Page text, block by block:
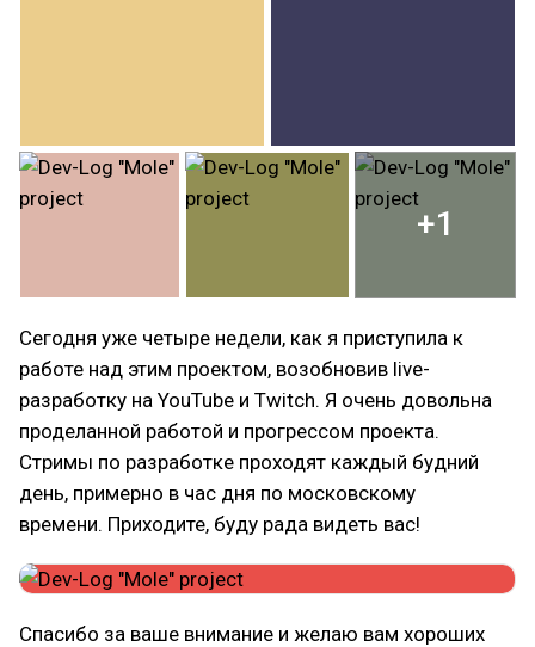
+1
Сегодня уже четыре недели, как я приступила к
работе над этим проектом, возобновив live-
разработку на YouTube и Twitch. Я очень довольна
проделанной работой и прогрессом проекта.
Стримы по разработке проходят каждый будний
день, примерно в час дня по московскому
времени. Приходите, буду рада видеть вас!
Спасибо за ваше внимание и желаю вам хороших